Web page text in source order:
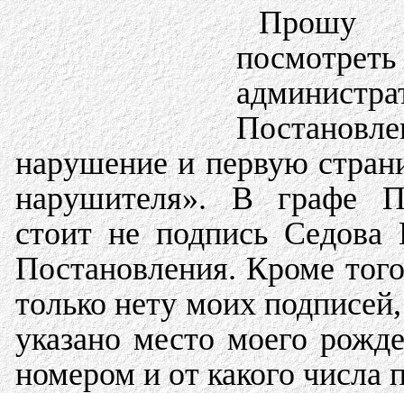
Прошу
нарушение и первую
нарушителя». В графе
стоит не подпись
Постановления. Кроме
только нету моих
указано место моего
номером и от какого числа